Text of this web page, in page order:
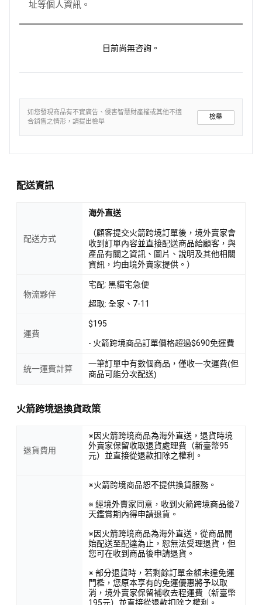
址等個人資訊。
目前尚無咨詢。
如您發現商品有不實廣告、侵害智慧財產權或其他不適
合銷售之情形，請提出檢舉
檢舉
配送資訊
配送方式
海外直送
（顧客提交火箭跨境訂單後，境外賣家會
收到訂單內容並直接配送商品給顧客，與
產品有關之資訊、圖片、說明及其他相關
資訊，均由境外賣家提供。）
物流夥伴
宅配: 黑貓宅急便
超取: 全家、7-11
運費
$195
- 火箭跨境商品訂單價格超過$690免運費
統一運費計算
一筆訂單中有數個商品，僅收一次運費(但
商品可能分次配送)
火箭跨境退換貨政策
退貨費用
※因火箭跨境商品為海外直送，退貨時境
外賣家保留收取退貨處理費（新臺幣95
元）並直接從退款扣除之權利。
※火箭跨境商品恕不提供換貨服務。
※ 經境外賣家同意，收到火箭跨境商品後7
天鑑賞期內得申請退貨。
※因火箭跨境商品為海外直送，從商品開
始配送至配達為止，恕無法受理退貨，但
您可在收到商品後申請退貨。
※ 部分退貨時，若剩餘訂單金額未達免運
門檻，您原本享有的免運優惠將予以取
消，境外賣家保留補收去程運費（新臺幣
195元）並直接從退款扣除之權利。